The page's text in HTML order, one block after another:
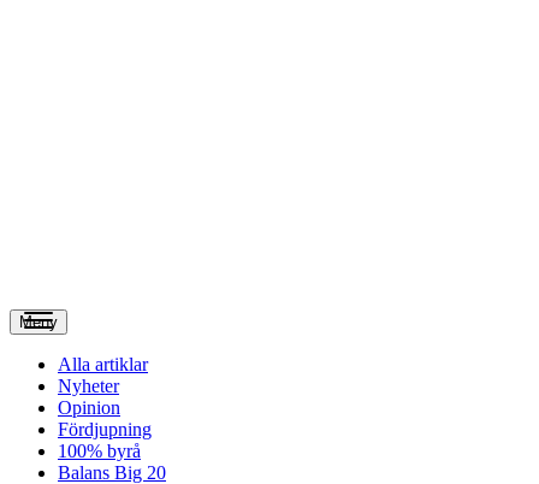
Meny
Alla artiklar
Nyheter
Opinion
Fördjupning
100% byrå
Balans Big 20